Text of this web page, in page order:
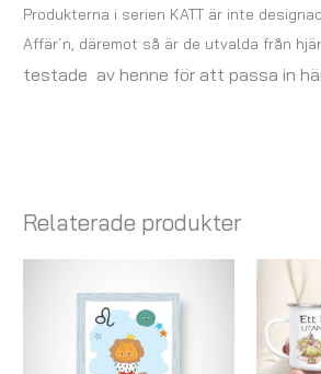
Produkterna i serien KATT är inte
Affär´n, däremot så är de utvalda från
testade av henne för att passa in
Relaterade produkter
till
179,00 kr